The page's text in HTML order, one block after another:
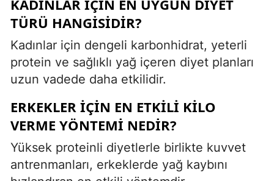
KADINLAR İÇIN EN UYGUN DIYET
TÜRÜ HANGISIDIR?
Kadınlar için dengeli karbonhidrat, yeterli
protein ve sağlıklı yağ içeren diyet planları
uzun vadede daha etkilidir.
ERKEKLER İÇIN EN ETKILI KILO
VERME YÖNTEMI NEDIR?
Yüksek proteinli diyetlerle birlikte kuvvet
antrenmanları, erkeklerde yağ kaybını